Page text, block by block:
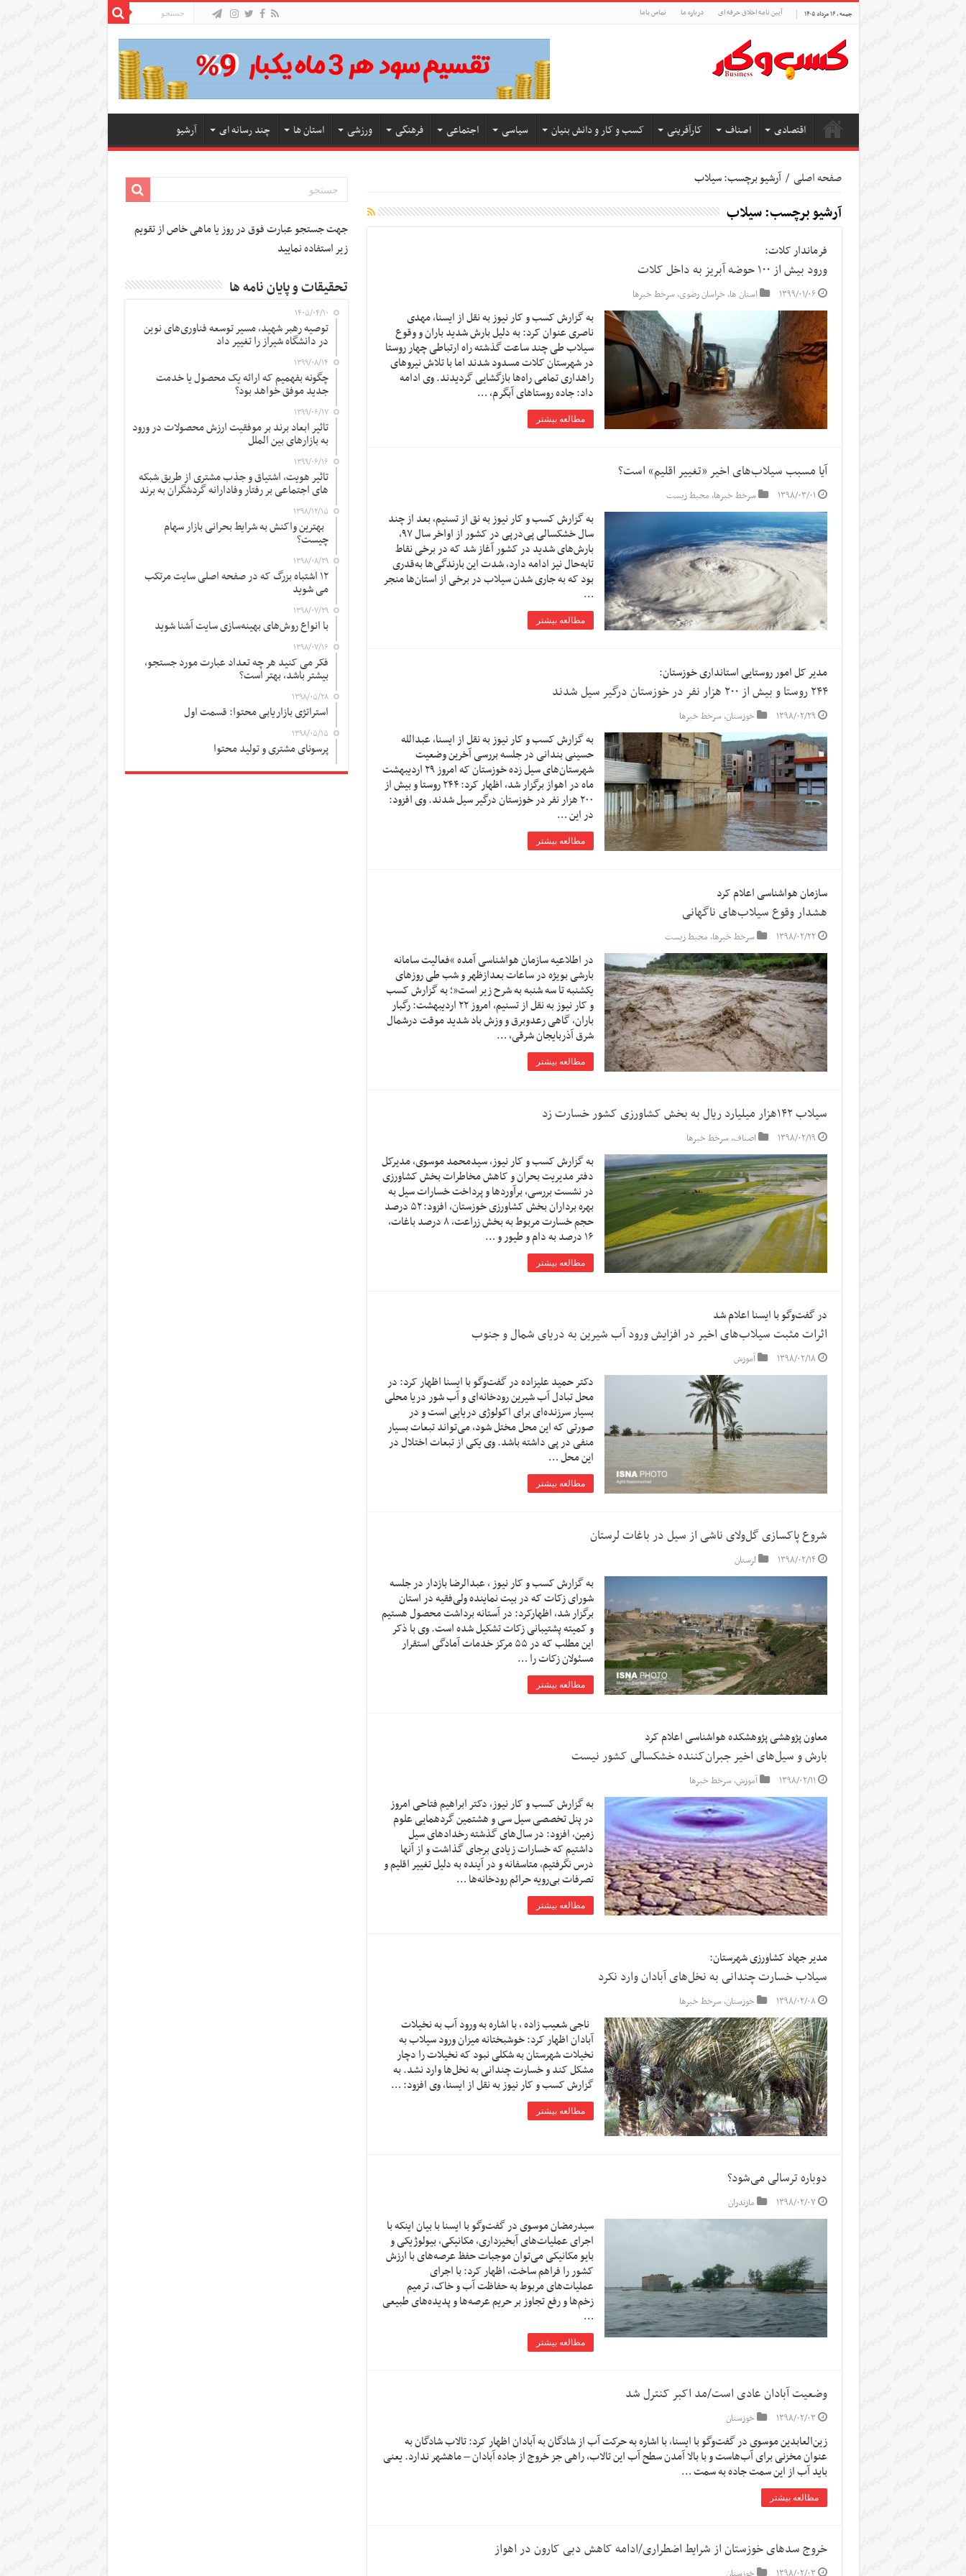
جمعه , ۱۶ مرداد ۱۴۰۵ آیین نامه اخلاق حرفه ای درباره ما تماس باما
اقتصادی اصناف کارآفرینی کسب و کار و دانش بنیان سیاسی اجتماعی فرهنگی ورزشی استان ها چند رسانه ای آرشیو
صفحه اصلی / آرشیو برچسب: سیلاب
آرشیو برچسب:سیلاب
فرماندار کلات:
ورود بیش از ۱۰۰ حوضه آبریز به داخل کلات
۱۳۹۹/۰۱/۰۶ استان ها, خراسان رضوی,سرخط خبرها
به گزارش کسب و کار نیوز به نقل از ایسنا, مهدی
ناصری عنوان کرد: به دلیل بارش شدید باران و وقوع
سیلاب طی چند ساعت گذشته راه ارتباطی چهار روستا
در شهرستان کلات مسدود شدند اما با تلاش‎ نیروهای
راهداری تمامی راه‌ها بازگشایی گردیدند. وی ادامه
داد: جاده روستاهای آبگرم، …
مطالعه بیشتر
آیا مسبب سیلاب‌های اخیر «تغییر اقلیم» است؟
۱۳۹۸/۰۳/۰۱ سرخط خبرها,محیط زیست
به گزارش کسب و کار نیوز به نق از تسنیم، بعد از چند
سال خشکسالی پی‌درپی در کشور از اواخر سال ۹۷،
بارش‌های شدید در کشور آغاز شد که در برخی نقاط
تابه‌حال نیز ادامه دارد، شدت این بارندگی‌ها به‌قدری
بود که به جاری شدن سیلاب‌ در برخی از استان‌ها منجر
…
مطالعه بیشتر
مدیر کل امور روستایی استانداری خوزستان:
۲۴۴ روستا و بیش از ۲۰۰ هزار نفر در خوزستان درگیر سیل شدند
۱۳۹۸/۰۲/۲۹ خوزستان,سرخط خبرها
به گزارش کسب و کار نیوز به نقل از ایسنا, عبدالله
حسینی بندانی در جلسه بررسی آخرین وضعیت
شهرستان‌های سیل زده خوزستان که امروز ۲۹ اردیبهشت
ماه در اهواز برگزار شد، اظهار کرد: ۲۴۴ روستا و بیش از
۲۰۰ هزار نفر در خوزستان درگیر سیل شدند. وی افزود:
در این …
مطالعه بیشتر
سازمان هواشناسی اعلام کرد
هشدار وقوع سیلاب‌های ناگهانی
۱۳۹۸/۰۲/۲۲ سرخط خبرها,محیط زیست
در اطلاعیه سازمان هواشناسی آمده “فعالیت سامانه
بارشی بویژه در ساعات بعدازظهر و شب طی روزهای
یکشنبه تا سه شنبه به شرح زیر است”؛ به گزارش کسب
و کار نیوز به نقل از تسنیم، امروز ۲۲ اردیبهشت: رگبار
باران، گاهی رعدوبرق و وزش باد شدید موقت درشمال
شرق آذربایجان شرقی، …
مطالعه بیشتر
سیلاب ۱۴۲هزار میلیارد ریال به بخش کشاورزی کشور خسارت زد
۱۳۹۸/۰۲/۱۹ اصناف,سرخط خبرها
به گزارش کسب و کار نیوز، سیدمحمد موسوی، مدیرکل
دفتر مدیریت بحران و کاهش مخاطرات بخش کشاورزی
در نشست بررسی، برآورد‌ها و پرداخت خسارات سیل به
بهره برداران بخش کشاورزی خوزستان، افزود: ۵۲ درصد
حجم خسارت مربوط به بخش زراعت، ۸ درصد باغات،
۱۶ درصد به دام و طیور و …
مطالعه بیشتر
در گفت‌وگو با ایسنا اعلام شد
اثرات مثبت سیلاب‌های اخیر در افزایش ورود آب شیرین به دریای شمال و جنوب
۱۳۹۸/۰۲/۱۸ آموزش
دکتر حمید علیزاده در گفت‌وگو با ایسنا اظهار کرد: در
محل تبادل آب شیرین رودخانه‌ای و آب شور دریا محلی
بسیار سرزنده‌ای برای اکولوژی دریایی است و در
صورتی که این محل مختل شود، می‌تواند تبعات بسیار
منفی در پی داشته باشد. وی یکی از تبعات اختلال در
این محل …
مطالعه بیشتر
شروع پاکسازی گل‌ولای ناشی از سیل در باغات لرستان
۱۳۹۸/۰۲/۱۴ لرستان
به گزارش کسب و کار نیوز ، عبدالرضا بازدار در جلسه
شورای زکات که در بیت نماینده ولی‌فقیه در استان
برگزار شد، اظهارکرد: در آستانه برداشت محصول هستیم
و کمیته پشتیبانی زکات تشکیل شده است. وی با ذکر
این مطلب که در ۵۵ مرکز خدمات آمادگی استقرار
مسئولان زکات را …
مطالعه بیشتر
معاون پژوهشی پژوهشکده هواشناسی اعلام کرد
بارش و سیل‌های اخیر جبران‌کننده خشکسالی کشور نیست
۱۳۹۸/۰۲/۱۱ آموزش,سرخط خبرها
به گزارش کسب و کار نیوز، دکتر ابراهیم فتاحی امروز
در پنل تخصصی سیل سی و هشتمین گردهمایی علوم
زمین، افزود: در سال‌های گذشته رخدادهای سیل
داشتیم که خسارات زیادی برجای گذاشت و از آنها
درس نگرفتیم، متاسفانه و در آینده به دلیل تغییر اقلیم و
تصرفات بی‌رویه حرائم رودخانه‌ها …
مطالعه بیشتر
مدیر جهاد کشاورزی شهرستان:
سیلاب خسارت چندانی به نخل‌های آبادان وارد نکرد
۱۳۹۸/۰۲/۰۸ خوزستان,سرخط خبرها
ناجی شعیب زاده ، با اشاره به ورود آب به نخیلات
آبادان اظهار کرد: خوشبختانه میزان ورود سیلاب به
نخیلات شهرستان به شکلی نبود که نخیلات را دچار
مشکل کند و خسارت چندانی به نخل‌ها وارد نشد. به
گزارش کسب و کار نیوز به نقل از ایسنا، وی افزود: …
مطالعه بیشتر
دوباره ترسالی می‌شود؟
۱۳۹۸/۰۲/۰۷ مازندران
سیدرمضان موسوی در گفت‌وگو با ایسنا با بیان اینکه با
اجرای عملیات‌های آبخیزداری، مکانیکی، بیولوژیکی و
بایو مکانیکی می‌توان موجبات حفظ عرصه‌های با ارزش
کشور را فراهم ساخت، اظهار کرد: با اجرای
عملیات‌های مربوط به حفاظت آب و خاک، ترمیم
زخم‌ها و رفع تجاوز بر حریم عرصه‌ها و پدیده‌های طبیعی
…
مطالعه بیشتر
وضعیت آبادان عادی است/مد اکبر کنترل شد
۱۳۹۸/۰۲/۰۳ خوزستان
زین‌العابدین موسوی در گفت‌وگو با ایسنا، با اشاره به حرکت آب از شادگان به آبادان اظهار کرد: تالاب شادگان به
عنوان مخزنی برای آب‌هاست و با بالا آمدن سطح آب این تالاب، راهی جز خروج از جاده آبادان – ماهشهر ندارد. یعنی
باید آب از این سمت جاده به سمت …
مطالعه بیشتر
خروج سدهای خوزستان از شرایط اضطراری/ادامه کاهش دبی کارون در اهواز
جهت جستجو عبارت فوق در روز یا ماهی خاص از تقویم
زیر استفاده نمایید
تحقیقات و پایان نامه ها
۱۴۰۵/۰۴/۱۰
توصیه رهبر شهید، مسیر توسعه فناوری‌های نوین
در دانشگاه شیراز را تغییر داد
۱۳۹۹/۰۸/۱۴
چگونه بفهمیم که ارائه یک محصول یا خدمت
جدید موفق خواهد بود؟
۱۳۹۹/۰۶/۱۷
تاثیر ابعاد برند بر موفقیت ارزش محصولات در ورود
به بازارهای بین الملل
۱۳۹۹/۰۶/۱۶
تاثیر هویت، اشتیاق و جذب مشتری از طریق شبکه
های اجتماعی بر رفتار وفادارانه گردشگران به برند
۱۳۹۸/۱۲/۱۵
بهترین واکنش به شرایط بحرانی بازار سهام
چیست؟
۱۳۹۸/۰۸/۲۹
۱۲ اشتباه بزرگ که در صفحه اصلی سایت مرتکب
می شوید
۱۳۹۸/۰۷/۲۹
با انواع روش‌های بهینه‌سازی سایت آشنا شوید
۱۳۹۸/۰۷/۱۶
فکر می کنید هر چه تعداد عبارت مورد جستجو،
بیشتر باشد، بهتر است؟
۱۳۹۸/۰۵/۲۸
استراتژی بازاریابی محتوا: قسمت اول
۱۳۹۸/۰۵/۱۵
پرسونای مشتری و تولید محتوا